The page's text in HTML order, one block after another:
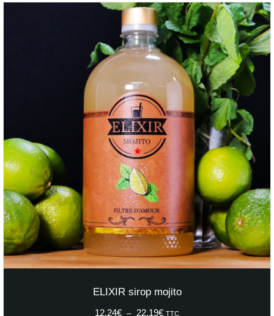
ELIXIR sirop mojito
12,24€ – 22,19€Plage
TTC